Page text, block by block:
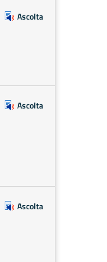
Ascolta
Ascolta
Ascolta